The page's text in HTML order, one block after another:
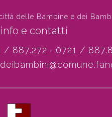
delle Bambine e dei
e contatti
/ 887.272 - 0721 /